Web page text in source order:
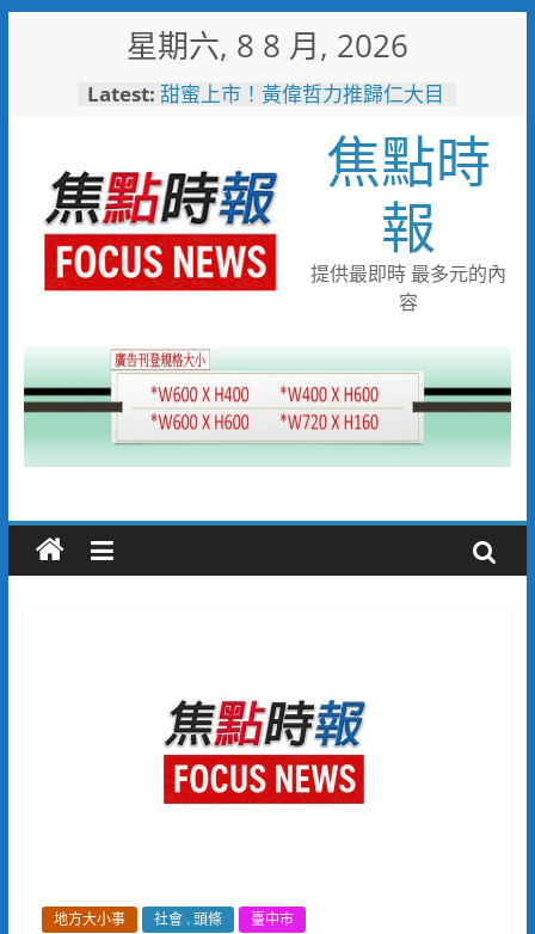
星期六, 8 8 月, 2026
Latest: 甜蜜上市！黃偉哲力推歸仁大目
臺鐵高雄機廠變身全台最大免費
樂園 陳其邁:保存百年產業記
憶！
「火車醫院」變身親子天堂！高
雄親子遊樂園開幕首日人潮爆棚
「高雄親子樂園」爆紅！全臺最
大免費園區首日吸三萬人朝聖
起於無心成於熱愛 王貴嬋現代
水墨個展
焦點時
報
提供最即時 最多元的內
容
地方大小事 社會 . 頭條 臺中市